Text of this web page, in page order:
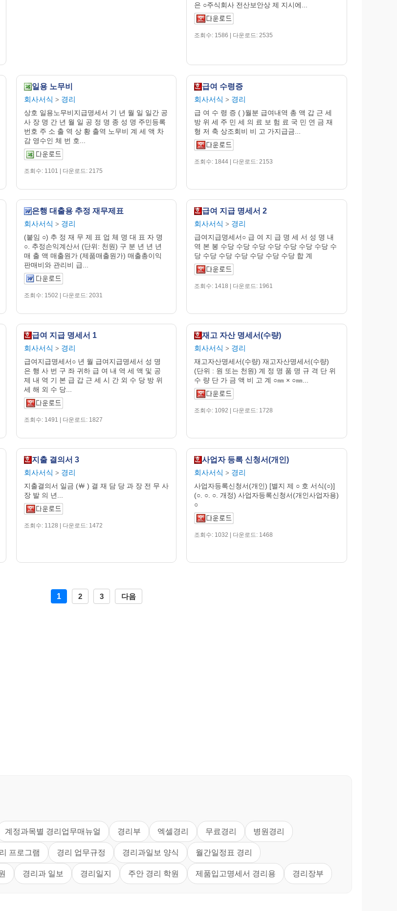
은 ○주식회사 전산보안상 제 지시에...
조회수: 1586 | 다운로드: 2535
일용 노무비
회사서식 > 경리
상호 일용노무비지급명세서 기 년 월 일 일간 공
사 장 명 간 년 월 일 공 정 명 종 성 명 주민등록
번호 주 소 출 역 상 황 출역 노무비 계 세 액 차
감 영수인 체 번 호...
조회수: 1101 | 다운로드: 2175
급여 수령증
회사서식 > 경리
급 여 수 령 증 ( )월분 급여내역 총 액 갑 근 세
방 위 세 주 민 세 의 료 보 험 료 국 민 연 금 재
형 저 축 상조회비 비 고 가지급금...
조회수: 1844 | 다운로드: 2153
은행 대출용 추정 재무제표
회사서식 > 경리
(붙임 ○) 추 정 재 무 제 표 업 체 명 대 표 자 명
○. 추정손익계산서 (단위: 천원) 구 분 년 년 년
매 출 액 매출원가 (제품매출원가) 매출총이익
판매비와 관리비 급...
조회수: 1502 | 다운로드: 2031
급여 지급 명세서 2
회사서식 > 경리
급여지급명세서○ 급 여 지 급 명 세 서 성 명 내
역 본 봉 수당 수당 수당 수당 수당 수당 수당 수
당 수당 수당 수당 수당 수당 수당 합 계
조회수: 1418 | 다운로드: 1961
급여 지급 명세서 1
회사서식 > 경리
급여지급명세서○ 년 월 급여지급명세서 성 명
은 행 사 번 구 좌 귀하 급 여 내 역 세 액 및 공
제 내 역 기 본 급 갑 근 세 시 간 외 수 당 방 위
세 해 외 수 당...
조회수: 1491 | 다운로드: 1827
재고 자산 명세서(수량)
회사서식 > 경리
재고자산명세서(수량) 재고자산명세서(수량)
(단위 : 원 또는 천원) 계 정 명 품 명 규 격 단 위
수 량 단 가 금 액 비 고 계 ○㎜ × ○㎜...
조회수: 1092 | 다운로드: 1728
지출 결의서 3
회사서식 > 경리
지출결의서 일금 (￦ ) 결 재 담 당 과 장 전 무 사
장 발 의 년...
조회수: 1128 | 다운로드: 1472
사업자 등록 신청서(개인)
회사서식 > 경리
사업자등록신청서(개인) [별지 제 ○ 호 서식(○)]
(○. ○. ○. 개정) 사업자등록신청서(개인사업자용)
○
조회수: 1032 | 다운로드: 1468
1 2 3 다음
계정과목별 경리업무매뉴얼 경리부 엑셀경리 무료경리 병원경리
프로그램 경리 업무규정 경리과일보 양식 월간일정표 경리
경리과 일보 경리일지 주안 경리 학원 제품입고명세서 경리용 경리장부